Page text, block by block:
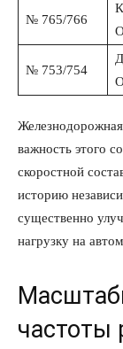
№ 765/766
№ 753/754
важность этого
скоростной
историю
существенно
нагрузку на
частоты